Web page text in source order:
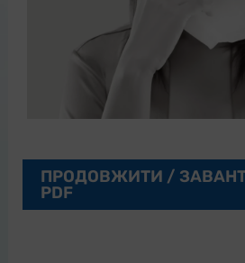
ПРОДОВЖИТИ /
PDF